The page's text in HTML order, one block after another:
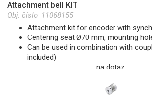
Attachment bell KIT
Obj. číslo: 11068155
Attachment kit for encoder with
Centering seat Ø70 mm, mounting
Can be used in combination with
included)
na dotaz